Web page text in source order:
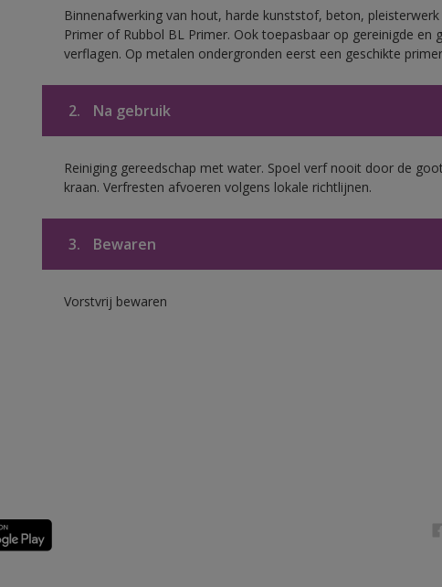
Binnenafwerking van hout, harde kunststof, beton,
Primer of Rubbol BL Primer. Ook toepasbaar op gereinigde en
verflagen. Op metalen ondergronden eerst een geschikte
2. Na gebruik
Reiniging gereedschap met water. Spoel verf nooit door de
kraan. Verfresten afvoeren volgens lokale richtlijnen.
3. Bewaren
Vorstvrij bewaren